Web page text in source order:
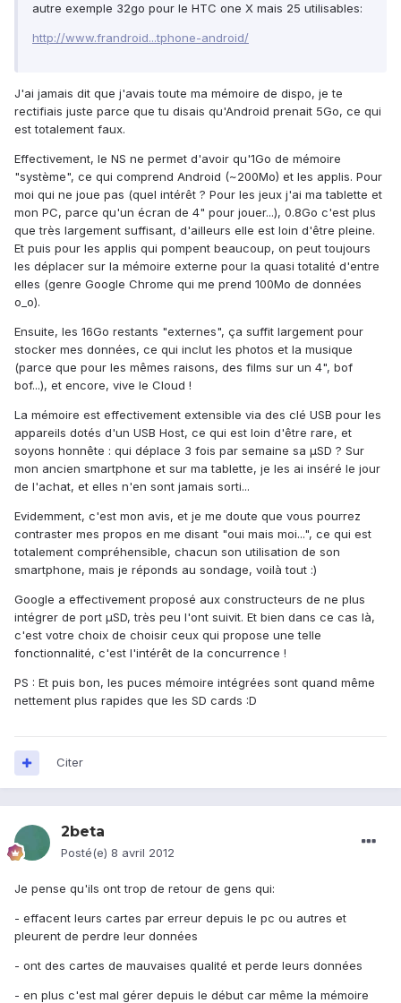
autre exemple 32go pour le HTC one X mais 25 utilisables:
http://www.frandroid...tphone-android/
J'ai jamais dit que j'avais toute ma mémoire de dispo, je te
rectifiais juste parce que tu disais qu'Android prenait 5Go, ce qui
est totalement faux.
Effectivement, le NS ne permet d'avoir qu'1Go de mémoire
"système", ce qui comprend Android (~200Mo) et les applis. Pour
moi qui ne joue pas (quel intérêt ? Pour les jeux j'ai ma tablette et
mon PC, parce qu'un écran de 4" pour jouer...), 0.8Go c'est plus
que très largement suffisant, d'ailleurs elle est loin d'être pleine.
Et puis pour les applis qui pompent beaucoup, on peut toujours
les déplacer sur la mémoire externe pour la quasi totalité d'entre
elles (genre Google Chrome qui me prend 100Mo de données
o_o).
Ensuite, les 16Go restants "externes", ça suffit largement pour
stocker mes données, ce qui inclut les photos et la musique
(parce que pour les mêmes raisons, des films sur un 4", bof
bof...), et encore, vive le Cloud !
La mémoire est effectivement extensible via des clé USB pour les
appareils dotés d'un USB Host, ce qui est loin d'être rare, et
soyons honnête : qui déplace 3 fois par semaine sa µSD ? Sur
mon ancien smartphone et sur ma tablette, je les ai inséré le jour
de l'achat, et elles n'en sont jamais sorti...
Evidemment, c'est mon avis, et je me doute que vous pourrez
contraster mes propos en me disant "oui mais moi...", ce qui est
totalement compréhensible, chacun son utilisation de son
smartphone, mais je réponds au sondage, voilà tout :)
Google a effectivement proposé aux constructeurs de ne plus
intégrer de port µSD, très peu l'ont suivit. Et bien dans ce cas là,
c'est votre choix de choisir ceux qui propose une telle
fonctionnalité, c'est l'intérêt de la concurrence !
PS : Et puis bon, les puces mémoire intégrées sont quand même
nettement plus rapides que les SD cards :D
Citer
2beta
Posté(e) 8 avril 2012
Je pense qu'ils ont trop de retour de gens qui:
- effacent leurs cartes par erreur depuis le pc ou autres et
pleurent de perdre leur données
- ont des cartes de mauvaises qualité et perde leurs données
- en plus c'est mal gérer depuis le début car même la mémoire